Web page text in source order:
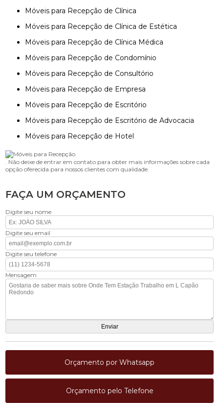
Móveis para Recepção de Clínica
Móveis para Recepção de Clínica de Estética
Móveis para Recepção de Clínica Médica
Móveis para Recepção de Condomínio
Móveis para Recepção de Consultório
Móveis para Recepção de Empresa
Móveis para Recepção de Escritório
Móveis para Recepção de Escritório de Advocacia
Móveis para Recepção de Hotel
. Não deixe de entrar em contato para obter mais informações sobre cada
opção oferecida para nossos clientes com qualidade.
FAÇA UM ORÇAMENTO
Digite seu nome
Digite seu email
Digite seu telefone
Mensagem
Orçamento por Whatsapp
Orçamento pelo Telefone